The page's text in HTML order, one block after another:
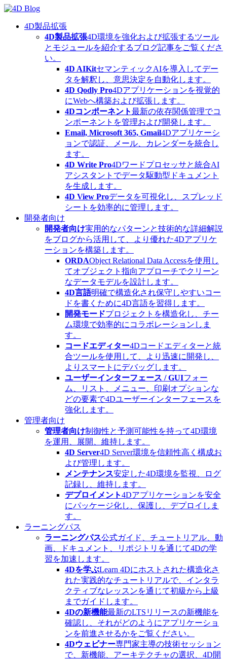
Skip
content4D製品拡張
4D製品拡張4D環境を強化および拡張するツール
とモジュールを紹介するブログ記事をご覧くださ
い。
4D AIKitセマンティックAIを導入してデー
タを解釈し、意思決定を自動化します。
4D Qodly Pro4Dアプリケーションを視覚的
にWebへ構築および拡張します。
4Dコンポーネント最新の依存関係管理でコ
ンポーネントを管理および開発します。
Email, Microsoft 365, Gmail4Dアプリケーシ
ョンで認証、メール、カレンダーを統合し
ます。
4D Write Pro4Dワードプロセッサと統合AI
アシスタントでデータ駆動型ドキュメント
を生成します。
4D View Proデータを可視化し、スプレッド
シートを効率的に管理します。
開発者向け
開発者向け実用的なパターンと技術的な詳細解説
をブログから活用して、より優れた4Dアプリケ
ーションを構築します。
ORDAObject Relational Data Accessを使用し
てオブジェクト指向アプローチでクリーン
なデータモデルを設計します。
4D言語明確で構造化され保守しやすいコー
ドを書くために4D言語を習得します。
開発モードプロジェクトを構造化し、チー
ム環境で効率的にコラボレーションしま
す。
コードエディター4Dコードエディターと統
合ツールを使用して、より迅速に開発し、
よりスマートにデバッグします。
ユーザーインターフェース / GUIフォー
ム、リスト、メニュー、印刷オプションな
どの要素で4Dユーザーインターフェースを
強化します。
管理者向け
管理者向け制御性と予測可能性を持って4D環境
を運用、展開、維持します。
4D Server4D Server環境を信頼性高く構成お
よび管理します。
メンテナンス安定した4D環境を監視、ログ
記録し、維持します。
デプロイメント4Dアプリケーションを安全
にパッケージ化し、保護し、デプロイしま
す。
ラーニングパス
ラーニングパス公式ガイド、チュートリアル、動
画、ドキュメント、リポジトリを通じて4Dの学
習を加速します。
4Dを学ぶLearn 4Dにホストされた構造化さ
れた実践的なチュートリアルで、インタラ
クティブなレッスンを通じて初級から上級
までガイドします。
4Dの新機能最新のLTSリリースの新機能を
確認し、それがどのようにアプリケーショ
ンを前進させるかをご覧ください。
4Dウェビナー専門家主導の技術セッション
で、新機能、アーキテクチャの選択、4D開